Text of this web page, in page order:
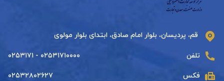
قم، پردیسان، بلوار امام صادق، ابتدای بلوار مولوی
تلفن ۰۲۵۳۱۷۱۰۰۰۰ - ۰۲۵۳۱۷۱
فکس ۰۲۵۳۲۸۰۲۶۲۷